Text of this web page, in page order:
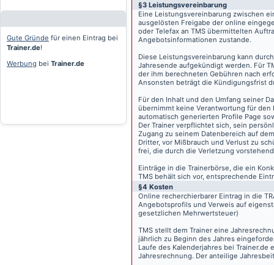
Gute Gründe für einen Eintrag bei
Trainer.de!
Werbung bei Trainer.de
§3 Leistungsvereinbarung
Eine Leistungsvereinbarung zwischen
ausgelösten Freigabe der online
oder Telefax an TMS übermittelten
Angebotsinformationen zustande.
Diese Leistungsvereinbarung kann
Jahresende aufgekündigt werden. Für
der ihm berechneten Gebühren nach
Ansonsten beträgt die Kündigungsfrist
Für den Inhalt und den Umfang seiner
übernimmt keine Verantwortung für den
automatisch generierten Profile Page
Der Trainer verpflichtet sich, sein
Zugang zu seinem Datenbereich auf
Dritter, vor Mißbrauch und Verlust zu
frei, die durch die Verletzung
Einträge in die Trainerbörse, die ein
TMS behält sich vor, entsprechende
§4 Kosten
Online recherchierbarer Eintrag in die
Angebotsprofils und Verweis auf
gesetzlichen Mehrwertsteuer)
TMS stellt dem Trainer eine
jährlich zu Beginn des Jahres
Laufe des Kalenderjahres bei
Jahresrechnung. Der anteilige